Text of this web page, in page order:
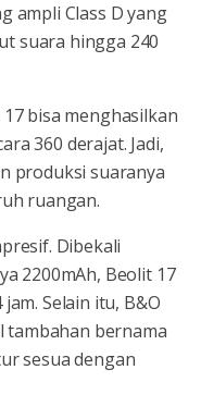
ampli Class D yang
suara hingga 240
bisa menghasilkan
360 derajat. Jadi,
produksi suaranya
ruangan.
Dibekali
2200mAh, Beolit 17
Selain itu, B&O
bernama
sesua dengan